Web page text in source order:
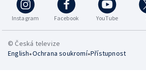
Instagram Facebook YouTube
© Česká televize
English•Ochrana soukromí•Přístupnost